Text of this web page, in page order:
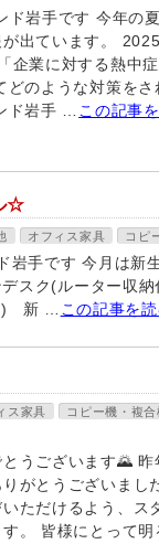
ド岩手です 今年の
出ています。
企業に対する熱中
どのような対策をさ
ド岩手 …
この記事
☆
オフィス家具 コピ
岩手です 今月は新
デスク(ルーター
) 新 …
この記事を
ス家具
コピー機・複合
うございます🌄 昨
がとうございまし
ただけるよう、ス
。 皆様にとって明